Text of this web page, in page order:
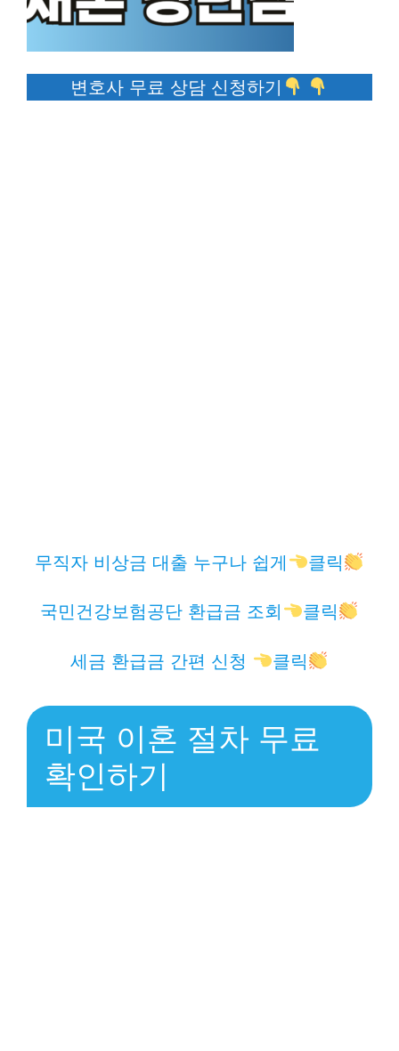
변호사 무료 상담 신청하기
무직자 비상금 대출 누구나 쉽게 클릭
국민건강보험공단 환급금 조회 클릭
세금 환급금 간편 신청 클릭
미국 이혼 절차 무료
확인하기